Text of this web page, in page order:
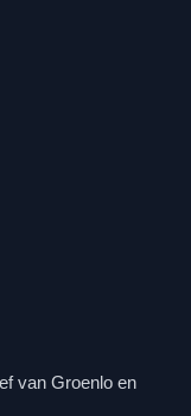
van Groenlo en